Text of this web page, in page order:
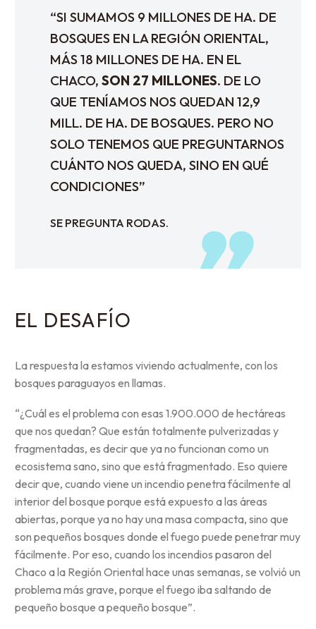
“SI SUMAMOS 9 MILLONES DE HA. DE
BOSQUES EN LA REGIÓN ORIENTAL,
MÁS 18 MILLONES DE HA. EN EL
CHACO, SON 27 MILLONES. DE LO
QUE TENÍAMOS NOS QUEDAN 12,9
MILL. DE HA. DE BOSQUES. PERO NO
SOLO TENEMOS QUE PREGUNTARNOS
CUÁNTO NOS QUEDA, SINO EN QUÉ
CONDICIONES”
SE PREGUNTA RODAS.
EL DESAFÍO
La respuesta la estamos viviendo actualmente, con los
bosques paraguayos en llamas.
“¿Cuál es el problema con esas 1.900.000 de hectáreas
que nos quedan? Que están totalmente pulverizadas y
fragmentadas, es decir que ya no funcionan como un
ecosistema sano, sino que está fragmentado. Eso quiere
decir que, cuando viene un incendio penetra fácilmente al
interior del bosque porque está expuesto a las áreas
abiertas, porque ya no hay una masa compacta, sino que
son pequeños bosques donde el fuego puede penetrar muy
fácilmente. Por eso, cuando los incendios pasaron del
Chaco a la Región Oriental hace unas semanas, se volvió un
problema más grave, porque el fuego iba saltando de
pequeño bosque a pequeño bosque”.